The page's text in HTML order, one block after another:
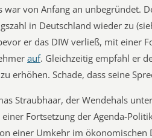
war von Anfang an unbegründet.
in Deutschland wieder zu
er das DIW verließ, mit einer
auf. Gleichzeitig empfahl er
erhöhen. Schade, dass seine
Straubhaar, der Wendehals unter
Fortsetzung der Agenda-
einer Umkehr im ökonomischen